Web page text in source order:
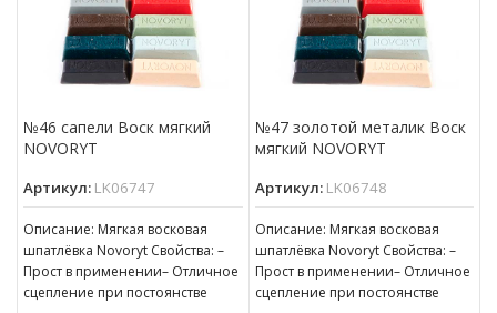
№46 сапели Воск мягкий
NOVORYT
Артикул: LK06747
Описание: Мягкая восковая
шпатлёвка Novoryt Свойства: –
Прост в применении– Отличное
сцепление при постоянстве
№47 золотой металик Воск
мягкий NOVORYT
Артикул: LK06748
Описание: Мягкая восковая
шпатлёвка Novoryt Свойства: –
Прост в применении– Отличное
сцепление при постоянстве